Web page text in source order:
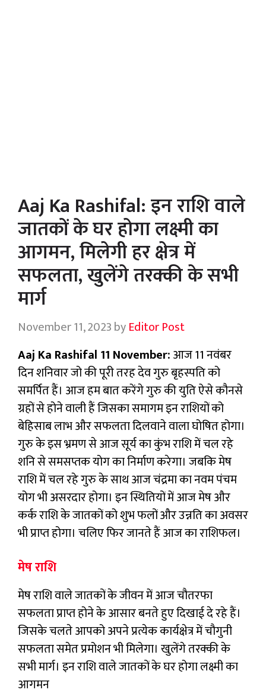
Aaj Ka Rashifal: इन राशि वाले
जातकों के घर होगा लक्ष्मी का
आगमन, मिलेगी हर क्षेत्र में
सफलता, खुलेंगे तरक्की के सभी
मार्ग
November 11, 2023byEditor Post
Aaj Ka Rashifal 11 November:आज 11 नवंबर
दिन शनिवार जो की पूरी तरह देव गुरु बृहस्पति को
समर्पित हैं। आज हम बात करेंगे गुरु की युति ऐसे कौनसे
ग्रहों से होने वाली हैं जिसका समागम इन राशियों को
बेहिसाब लाभ और सफलता दिलवाने वाला घोषित होगा।
गुरु के इस भ्रमण से आज सूर्य का कुंभ राशि में चल रहे
शनि से समसप्तक योग का निर्माण करेगा। जबकि मेष
राशि में चल रहे गुरु के साथ आज चंद्रमा का नवम पंचम
योग भी असरदार होगा। इन स्थितियों में आज मेष और
कर्क राशि के जातकों को शुभ फलों और उन्नति का अवसर
भी प्राप्त होगा। चलिए फिर जानते हैं आज का राशिफल।
मेष राशि
मेष राशि वाले जातकों के जीवन में आज चौतरफा
सफलता प्राप्त होने के आसार बनते हुए दिखाई दे रहे हैं।
जिसके चलते आपको अपने प्रत्येक कार्यक्षेत्र में चौगुनी
सफलता समेत प्रमोशन भी मिलेगा। खुलेंगे तरक्की के
सभी मार्ग। इन राशि वाले जातकों के घर होगा लक्ष्मी का
आगमन